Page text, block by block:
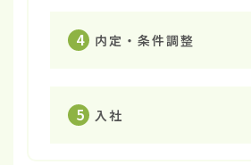
4 内定・条件調整
5 入社